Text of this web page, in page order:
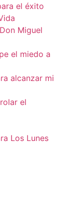
el éxito
Miguel
el miedo a
alcanzar mi
el
Los Lunes